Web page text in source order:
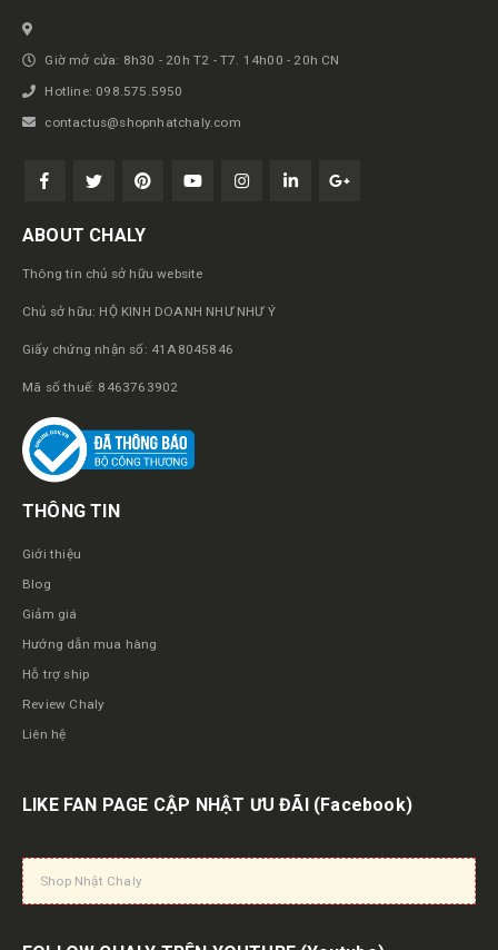
Giờ mở cửa: 8h30 - 20h T2 - T7. 14h00 - 20h CN
Hotline: 098.575.5950
contactus@shopnhatchaly.com
ABOUT CHALY
Thông tin chủ sở hữu website
Chủ sở hữu: HỘ KINH DOANH NHƯ NHƯ Ý
Giấy chứng nhận số: 41A8045846
Mã số thuế: 8463763902
THÔNG TIN
Giới thiệu
Blog
Giảm giá
Hướng dẫn mua hàng
Hỗ trợ ship
Review Chaly
Liên hệ
LIKE FAN PAGE CẬP NHẬT ƯU ĐÃI (Facebook)
Shop Nhật Chaly